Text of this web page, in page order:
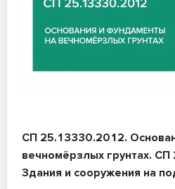
СП 25.13330.2012.
вечномёрзлых грунтах.
Здания и сооружения на